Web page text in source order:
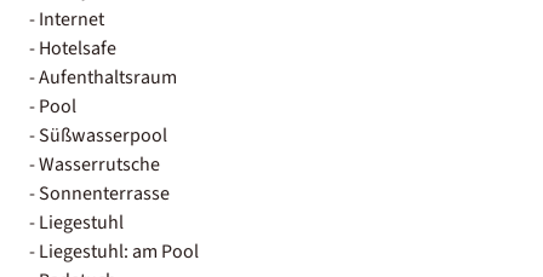
- Internet
- Hotelsafe
- Aufenthaltsraum
- Pool
- Süßwasserpool
- Wasserrutsche
- Sonnenterrasse
- Liegestuhl
- Liegestuhl: am Pool